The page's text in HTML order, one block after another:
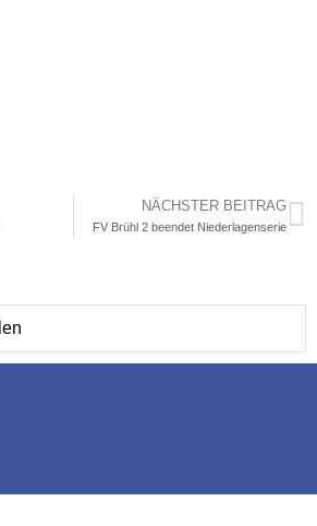
NÄCHSTER BEITRAG
FV Brühl 2 beendet Niederlagenserie